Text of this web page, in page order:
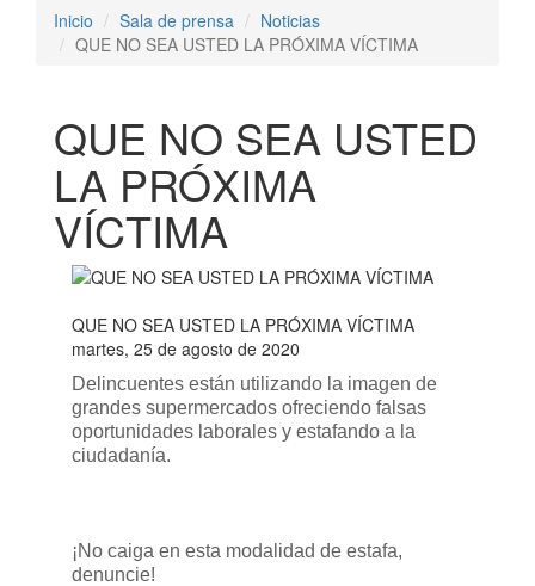
Inicio
Sala de prensa
Noticias
QUE NO SEA USTED LA PRÓXIMA VÍCTIMA
QUE NO SEA USTED
LA PRÓXIMA
VÍCTIMA
QUE NO SEA USTED LA PRÓXIMA VÍCTIMA
martes, 25 de agosto de 2020
Delincuentes están utilizando la imagen de
grandes supermercados ofreciendo falsas
oportunidades laborales y estafando a la
ciudadanía.
¡No caiga en esta modalidad de estafa,
denuncie!